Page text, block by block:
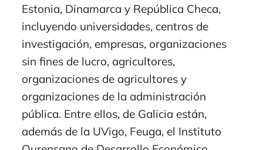
Estonia, Dinamarca y República Checa,
incluyendo universidades, centros de
investigación, empresas, organizaciones
sin fines de lucro, agricultores,
organizaciones de agricultores y
organizaciones de la administración
pública. Entre ellos, de Galicia están,
además de la UVigo, Feuga, el Instituto